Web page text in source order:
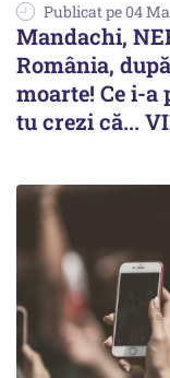
Publicat pe 04
Mandachi,
România,
moarte! Ce i-a
tu crezi că...